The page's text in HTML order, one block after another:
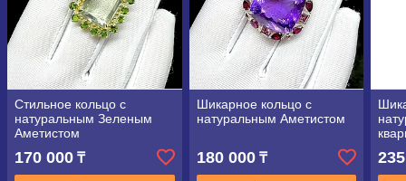
Стильное кольцо с
натуральным Зеленым
Аметистом
170 000 ₸
Шикарное кольцо с
натуральным Аметистом
180 000₸